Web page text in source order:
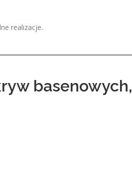
realizacje.
basenowych,